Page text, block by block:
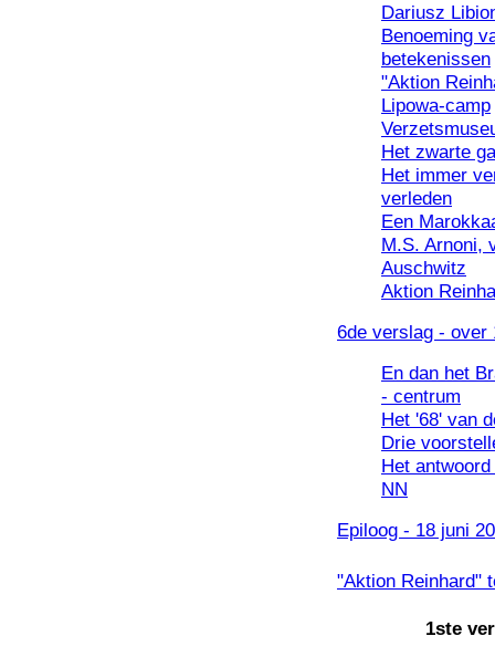
Dariusz
Benoeming
betekenissen
"Aktion
Lipowa-camp
Het zwarte
Het immer
verleden
Een
M.S. Arnoni,
Auschwitz
Aktion
6de verslag - over
En dan het
- centrum
Het '68' van
Drie
Het
NN
Epiloog - 18 juni
"Aktion Reinhard"
1ste